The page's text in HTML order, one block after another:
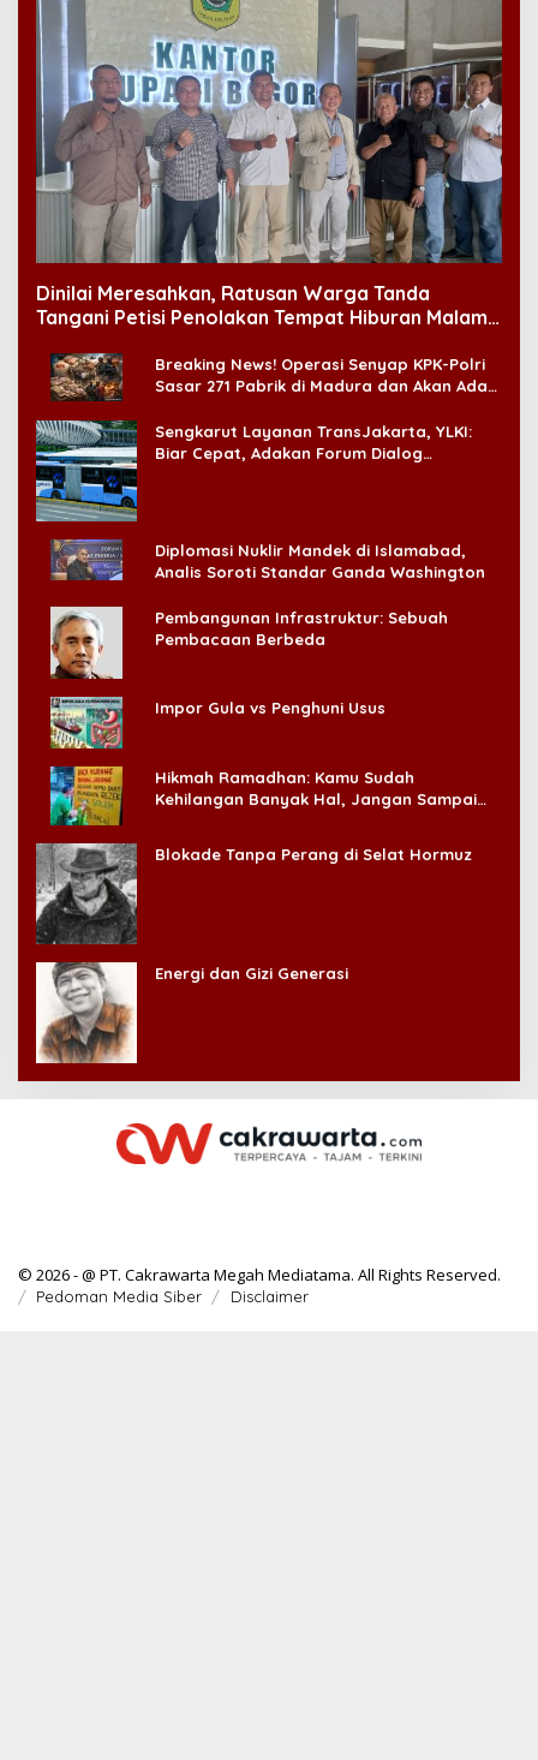
Dinilai Meresahkan, Ratusan Warga Tanda
Tangani Petisi Penolakan Tempat Hiburan Malam
Breaking News! Operasi Senyap KPK-Polri
Sasar 271 Pabrik di Madura dan Akan Ada
Sengkarut Layanan TransJakarta, YLKI:
Biar Cepat, Adakan Forum Dialog
Diplomasi Nuklir Mandek di Islamabad,
Analis Soroti Standar Ganda Washington
Pembangunan Infrastruktur: Sebuah
Pembacaan Berbeda
Impor Gula vs Penghuni Usus
Hikmah Ramadhan: Kamu Sudah
Kehilangan Banyak Hal, Jangan Sampai
Blokade Tanpa Perang di Selat Hormuz
Energi dan Gizi Generasi
© 2026 - @ PT. Cakrawarta Megah Mediatama. All Rights Reserved.
Pedoman Media Siber Disclaimer